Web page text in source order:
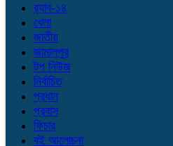
র‌্যাব-১৪
খেলা
জাতীয়
জামালপুর
টপ নিউজ
নির্বাচিত
প্রধান
প্রবাস
ফিচার
বই আলোচনা